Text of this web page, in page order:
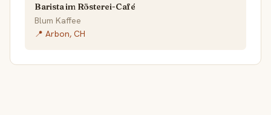
Barista im Rösterei-Café
Blum Kaffee
📍 Arbon, CH